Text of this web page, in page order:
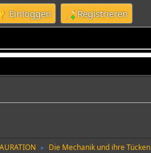
Einloggen Registrieren
► Die Mechanik und ihre Tücken